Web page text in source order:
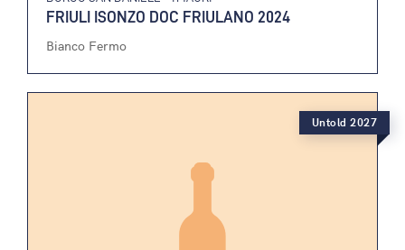
FRIULI ISONZO DOC FRIULANO 2024
Bianco Fermo
Untold 2027